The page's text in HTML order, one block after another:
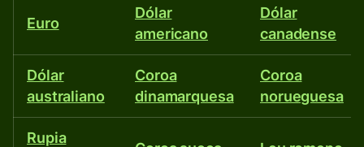
mais
de
40
Euro
Dólar
americano
Dólar
canadense
Dólar
australiano
Coroa
dinamarquesa
Coroa
norueguesa
Rupia